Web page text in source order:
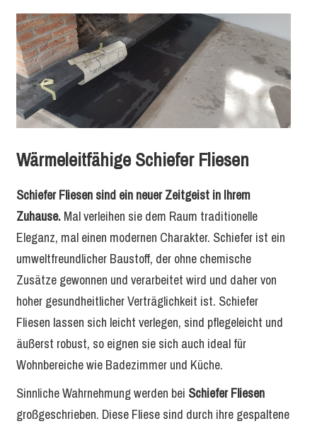
Wärmeleitfähige Schiefer Fliesen
Schiefer Fliesen sind ein neuer Zeitgeist in Ihrem
Zuhause.Mal verleihen sie dem Raum traditionelle
Eleganz, mal einen modernen Charakter. Schiefer ist ein
umweltfreundlicher Baustoff, der ohne chemische
Zusätze gewonnen und verarbeitet wird und daher von
hoher gesundheitlicher Verträglichkeit ist. Schiefer
Fliesen lassen sich leicht verlegen, sind pflegeleicht und
äußerst robust, so eignen sie sich auch ideal für
Wohnbereiche wie Badezimmer und Küche.
Sinnliche Wahrnehmung werden bei Schiefer Fliesen
großgeschrieben. Diese Fliese sind durch ihre gespaltene